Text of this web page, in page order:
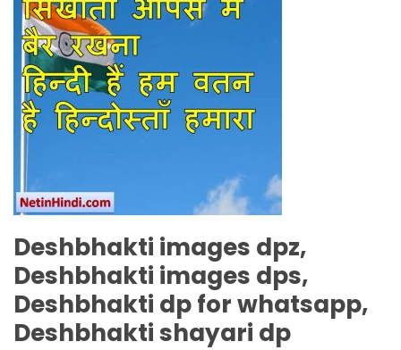
Deshbhakti images dpz,
Deshbhakti images dps,
Deshbhakti dp for whatsapp,
Deshbhaktishayari dp